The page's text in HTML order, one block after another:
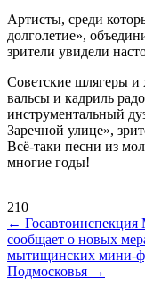
Артисты, среди
долголетие»,
зрители увидели
Советские шлягеры и
вальсы и кадриль
инструментальный
Заречной улице»,
Всё-таки песни из
многие годы!
210
Навигация
по
записям
←
сообщает о новых
мытищинских
Подмосковья →